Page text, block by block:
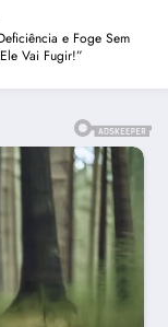
e Foge Sem
Vai Fugir!”